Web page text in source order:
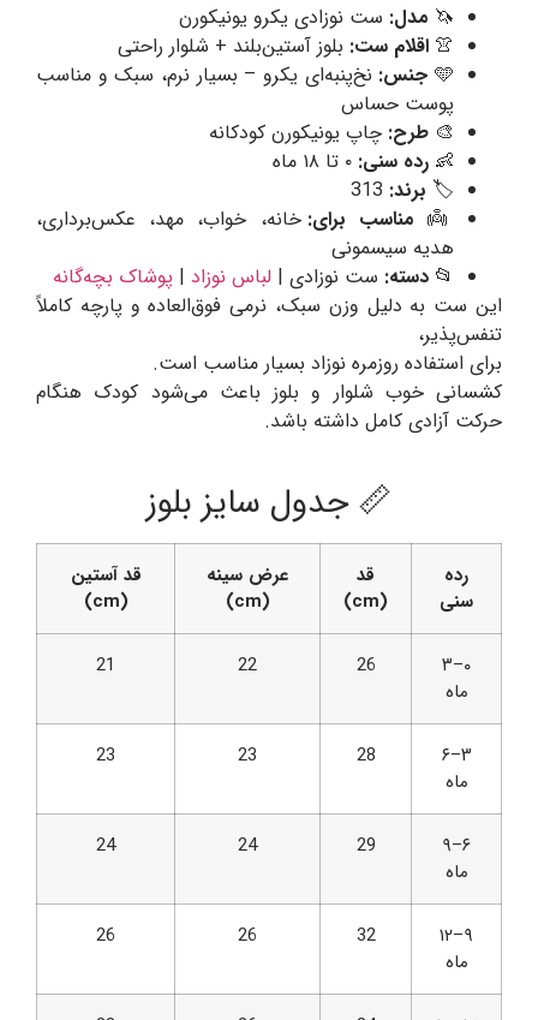
🦄 مدل: ست نوزادی یکرو یونیکورن
👚 اقلام ست: بلوز آستین‌بلند + شلوار راحتی
🩵 جنس: نخ‌پنبه‌ای یکرو – بسیار نرم، سبک و مناسب
پوست حساس
🎨 طرح: چاپ یونیکورن کودکانه
👶 رده سنی:
🏷️ برند:
👼 مناسب برای: خانه، خواب، مهد، عکس‌برداری،
هدیه سیسمونی
📂 دسته: ست نوزادی | لباس نوزاد | پوشاک بچه‌گانه
این ست به دلیل وزن سبک، نرمی فوق‌العاده و پارچه کاملاً
تنفس‌پذیر،
برای استفاده روزمره نوزاد بسیار مناسب است.
کشسانی خوب شلوار و بلوز باعث می‌شود کودک هنگام
حرکت آزادی کامل داشته باشد.
📏 جدول سایز بلوز
رده
سنی
قد
(cm)
عرض سینه
(cm)
قد آستین
(cm)
۰–۳
ماه
26
22
21
۳–۶
ماه
28
23
23
۶–۹
ماه
29
24
24
۹–۱۲
ماه
32
26
26